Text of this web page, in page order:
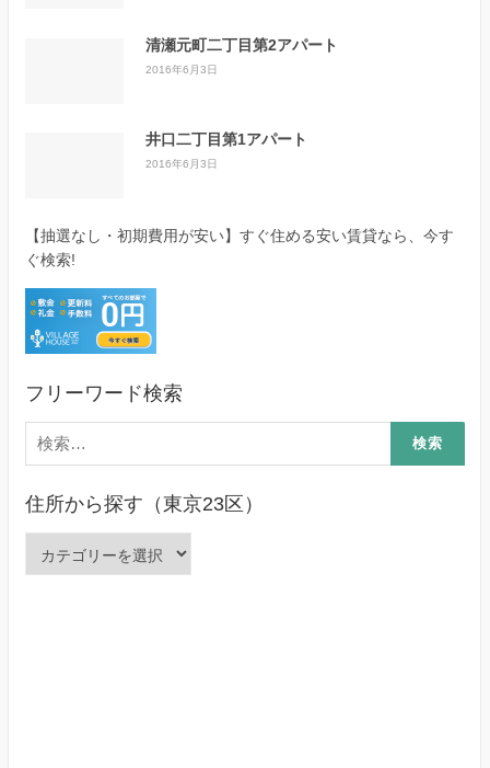
清瀬元町二丁目第2アパート
2016年6月3日
井口二丁目第1アパート
2016年6月3日
【抽選なし・初期費用が安い】すぐ住める安い賃貸なら、今す
ぐ検索!
フリーワード検索
検
索:
住所から探す（東京23区）